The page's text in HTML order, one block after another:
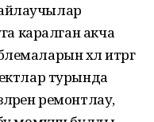
каралган акча
хәл итәргә
турында
ремонтлау,